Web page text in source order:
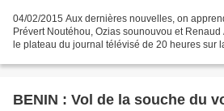
04/02/2015 Aux dernières nouvelles, on
Prévert Noutéhou, Ozias sounouvou et
le plateau du journal télévisé de 20 heures sur
BENIN : Vol de la souche du volet de naissance